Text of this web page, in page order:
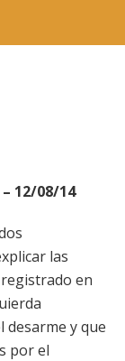
– 12/08/14
las
en
desarme y que
por el